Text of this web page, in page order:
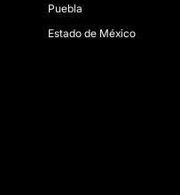
Puebla
Estado de México